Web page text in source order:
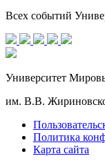
Всех событий
Университет
им. В.В.
Политика
Карта сайта